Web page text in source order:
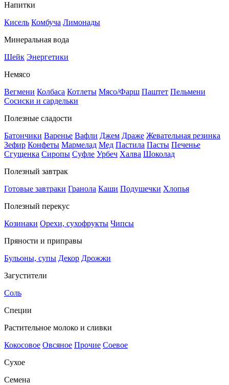
Напитки
Кисель Комбуча Лимонады
Минеральная вода
Шейк Энергетики
Немясо
Вегмени Колбаса Котлеты Мясо/Фарш Паштет Пельмени
Сосиски и сардельки
Полезные сладости
Батончики Варенье Вафли Джем Драже Жевательная резинка
Зефир Конфеты Мармелад Мед Пастила Пасты Печенье
Сгущенка Сиропы Суфле Урбеч Халва Шоколад
Полезный завтрак
Готовые завтраки Гранола Каши Подушечки Хлопья
Полезный перекус
Козинаки Орехи, сухофрукты Чипсы
Пряности и приправы
Бульоны, супы Декор Дрожжи
Загустители
Соль
Специи
Растительное молоко и сливки
Кокосовое Овсяное Прочие Соевое
Сухое
Семена